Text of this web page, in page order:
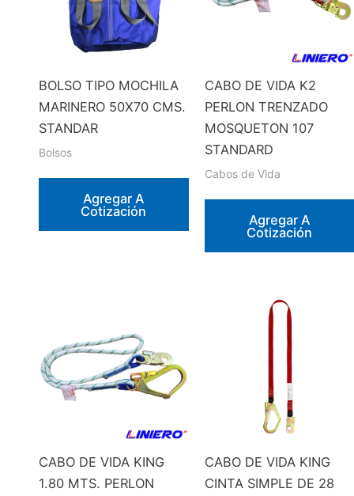
BOLSO TIPO MOCHILA
MARINERO 50X70 CMS.
STANDAR
Bolsos
Agregar A
Cotización
CABO DE VIDA K2
PERLON TRENZADO
MOSQUETON 107
STANDARD
Cabos de Vida
Agregar A
Cotización
CABO DE VIDA KING
1.80 MTS. PERLON
CABO DE VIDA KING
CINTA SIMPLE DE 28